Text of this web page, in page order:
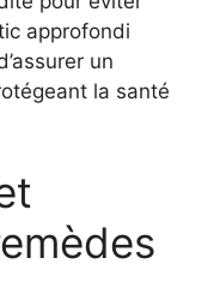
approfondi
un
la santé